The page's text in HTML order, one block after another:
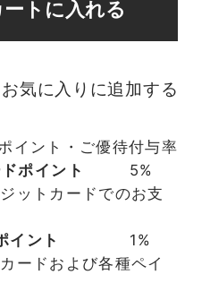
お気に入りに追加する
イント・ご優待付与率
ポイント
5%
ットカードでのお支
イント
1%
ードおよび各種ペイ